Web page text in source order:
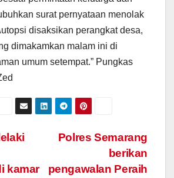
surat pernyataan menolak
disaksikan perangkat desa,
dimakamkan malam ini di
umum setempat.” Pungkas
Polres Semarang
berikan
pengawalan Peraih
kamar